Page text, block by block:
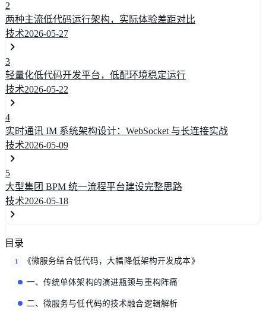
2
两种主流低代码运行架构，实际体验差距对比
技术2026-05-27
3
轻量化低代码开发平台，低配环境稳定运行
技术2026-05-22
4
实时通讯 IM 系统架构设计：WebSocket 与长连接实战
技术2026-05-09
5
大型集团 BPM 统一流程平台建设完整思路
技术2026-05-18
目录
1 《微服务结合低代码，大幅降低架构开发成本》
一、传统单体架构的演进瓶颈与重构阵痛
二、微服务与低代码的技术融合逻辑解析